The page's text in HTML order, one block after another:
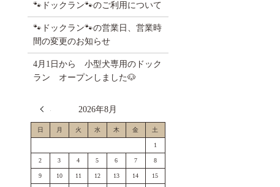
🐾ドックラン🐾のご利用について
🐾ドックラン🐾の営業日、営業時
間の変更のお知らせ
4月1日から 小型犬専用のドック
ラン オープンしました🐶
2026年8月
日 月 火 水 木 金 土
1
2 3 4 5 6 7 8
9 10 11 12 13 14 15